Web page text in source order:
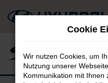
Zum
Hauptinhalt
Cookie
Wir nutzen Cookies, um
Nutzung unserer
Kommunikation mit Ihnen